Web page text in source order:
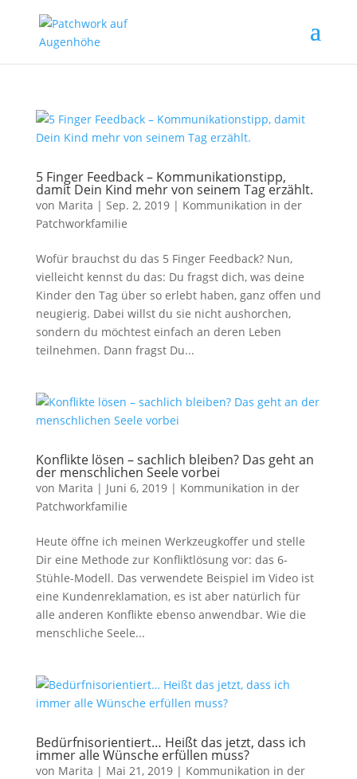
5 Finger Feedback – Kommunikationstipp,
damit Dein Kind mehr von seinem Tag erzählt.
von Marita | Sep. 2, 2019| Kommunikation in der
Patchworkfamilie
Wofür brauchst du das 5 Finger Feedback? Nun,
vielleicht kennst du das: Du fragst dich, was deine
Kinder den Tag über so erlebt haben, ganz offen und
neugierig. Dabei willst du sie nicht aushorchen,
sondern du möchtest einfach an deren Leben
teilnehmen. Dann fragst Du...
Konflikte lösen – sachlich bleiben? Das geht an
der menschlichen Seele vorbei
von Marita | Juni 6, 2019| Kommunikation in der
Patchworkfamilie
Heute öffne ich meinen Werkzeugkoffer und stelle
Dir eine Methode zur Konfliktlösung vor: das 6-
Stühle-Modell. Das verwendete Beispiel im Video ist
eine Kundenreklamation, es ist aber natürlich für
alle anderen Konflikte ebenso anwendbar. Wie die
menschliche Seele...
Bedürfnisorientiert… Heißt das jetzt, dass ich
immer alle Wünsche erfüllen muss?
von Marita | Mai 21, 2019| Kommunikation in der